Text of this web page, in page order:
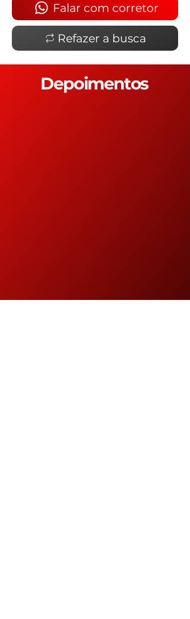
Falar com corretor
Refazer a busca
Depoimentos